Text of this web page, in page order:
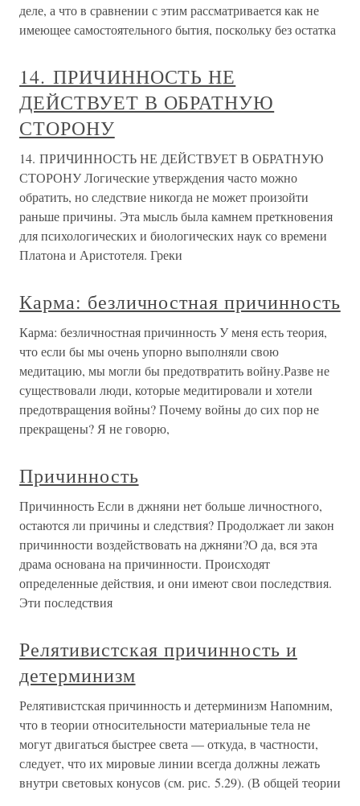
деле, а что в сравнении с этим рассматривается как не
имеющее самостоятельного бытия, поскольку без остатка
14. ПРИЧИННОСТЬ НЕ
ДЕЙСТВУЕТ В ОБРАТНУЮ
СТОРОНУ
14. ПРИЧИННОСТЬ НЕ ДЕЙСТВУЕТ В ОБРАТНУЮ
СТОРОНУ Логические утверждения часто можно
обратить, но следствие никогда не может произойти
раньше причины. Эта мысль была камнем преткновения
для психологических и биологических наук со времени
Платона и Аристотеля. Греки
Карма: безличностная причинность
Карма: безличностная причинность У меня есть теория,
что если бы мы очень упорно выполняли свою
медитацию, мы могли бы предотвратить войну.Разве не
существовали люди, которые медитировали и хотели
предотвращения войны? Почему войны до сих пор не
прекращены? Я не говорю,
Причинность
Причинность Если в джняни нет больше личностного,
остаются ли причины и следствия? Продолжает ли закон
причинности воздействовать на джняни?О да, вся эта
драма основана на причинности. Происходят
определенные действия, и они имеют свои последствия.
Эти последствия
Релятивистская причинность и
детерминизм
Релятивистская причинность и детерминизм Напомним,
что в теории относительности материальные тела не
могут двигаться быстрее света — откуда, в частности,
следует, что их мировые линии всегда должны лежать
внутри световых конусов (см. рис. 5.29). (В общей теории